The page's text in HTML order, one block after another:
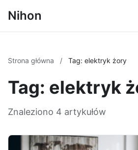
Nihon
Strona główna / Tag: elektryk żory
Tag: elektryk
Znaleziono 4 artykułów